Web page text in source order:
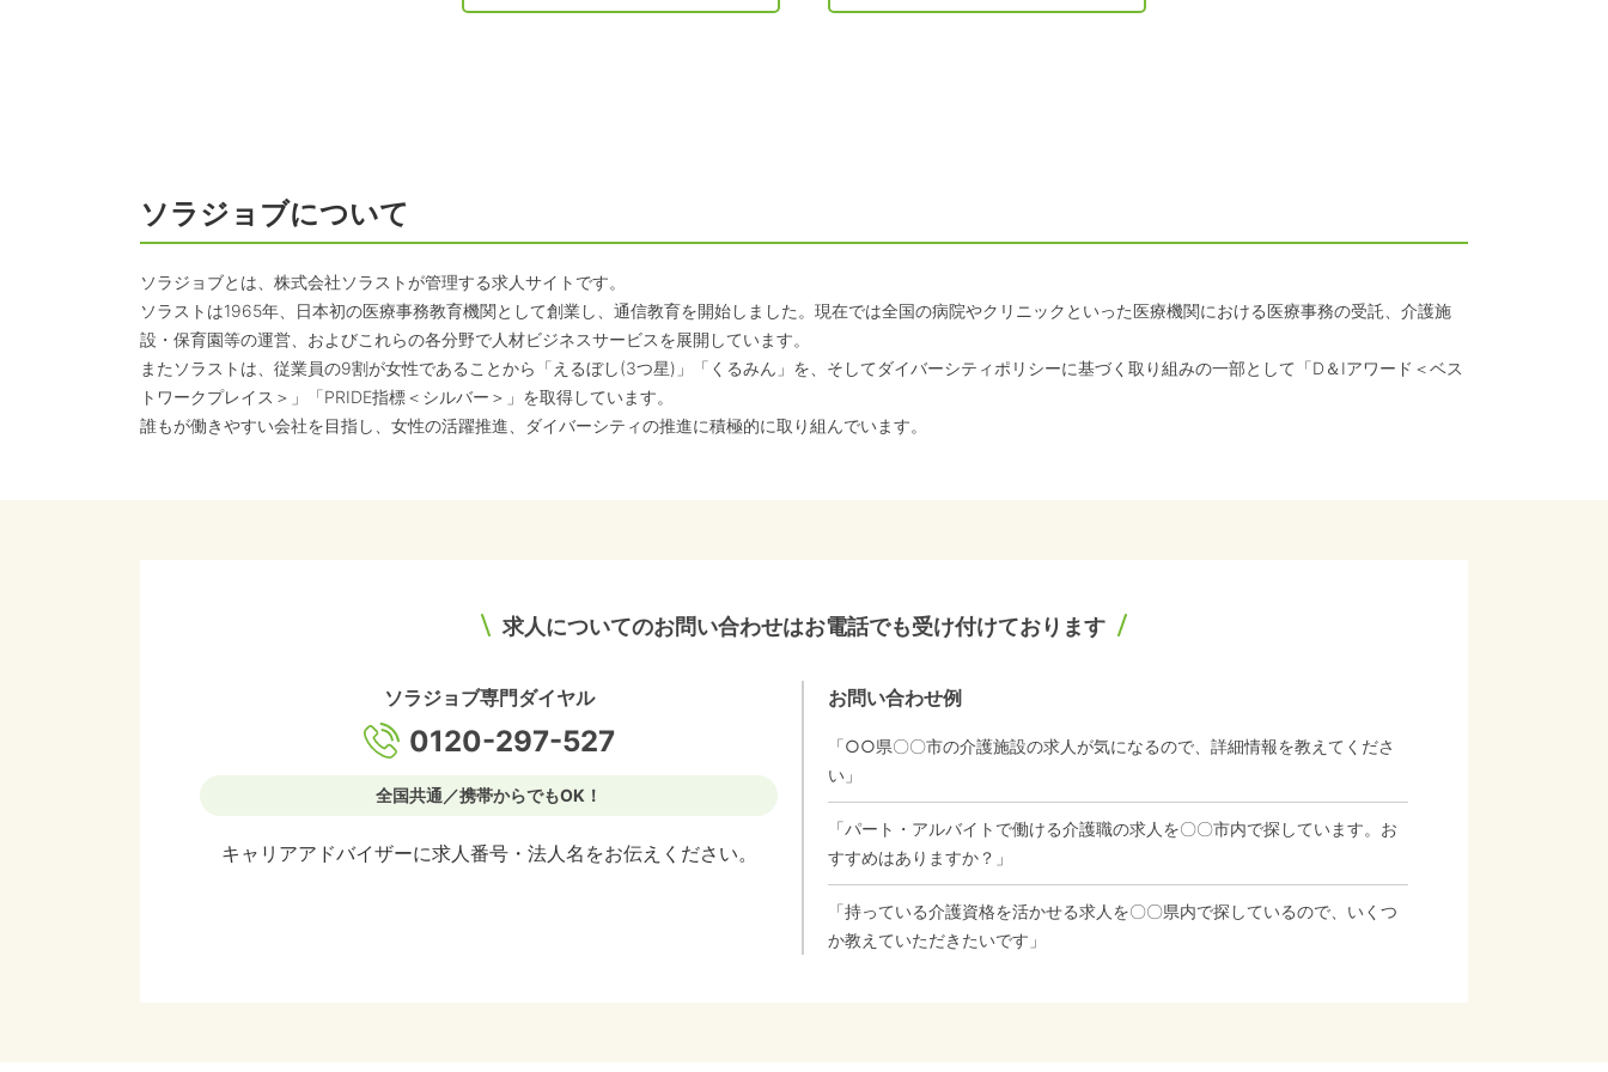
ソラジョブについて
ソラジョブとは、株式会社ソラストが管理する求人サイトです。
ソラストは1965年、日本初の医療事務教育機関として創業し、通信教育を開始しました。現在では全国の病院やクリニックといった医療機関における医療事務の受託、介護施
設・保育園等の運営、およびこれらの各分野で人材ビジネスサービスを展開しています。
またソラストは、従業員の9割が女性であることから「えるぼし(3つ星)」「くるみん」を、そしてダイバーシティポリシーに基づく取り組みの一部として「D＆Iアワード＜ベス
トワークプレイス＞」「PRIDE指標＜シルバー＞」を取得しています。
誰もが働きやすい会社を目指し、女性の活躍推進、ダイバーシティの推進に積極的に取り組んでいます。
求人についてのお問い合わせはお電話でも受け付けております
ソラジョブ専門ダイヤル
0120-297-527
全国共通／携帯からでもOK！
キャリアアドバイザーに求人番号・法人名をお伝えください。
お問い合わせ例
「○○県〇〇市の介護施設の求人が気になるので、詳細情報を教えてくださ
い」
「パート・アルバイトで働ける介護職の求人を〇〇市内で探しています。お
すすめはありますか？」
「持っている介護資格を活かせる求人を〇〇県内で探しているので、いくつ
か教えていただきたいです」